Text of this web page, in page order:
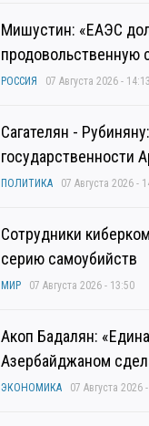
Мишустин: «ЕАЭС
продовольственную
РОССИЯ 07 Августа 2026 - 14:13
Сагателян -
государственности
ПОЛИТИКА 07 Августа 2026 -
Сотрудники
серию самоубийств
МИР 07 Августа 2026 - 13:50
Акоп Бадалян:
Азербайджаном
ЭКОНОМИКА 07 Августа 2026